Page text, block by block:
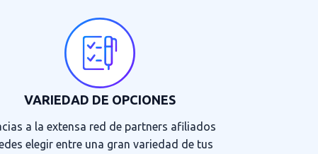
VARIEDAD DE OPCIONES
a la extensa red de partners afiliados
elegir entre una gran variedad de tus